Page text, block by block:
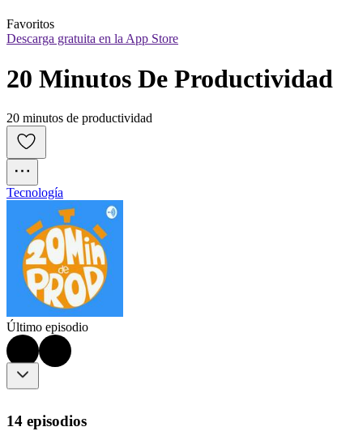
Favoritos
Descarga gratuita en la App Store
20 Minutos De Productividad
20 minutos de productividad
Tecnología
Último episodio
14 episodios